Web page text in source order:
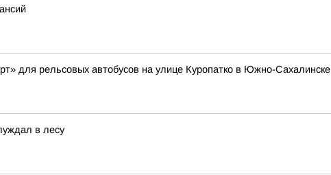
для рельсовых автобусов на улице Куропатко в Южно-Сахалинске
в лесу